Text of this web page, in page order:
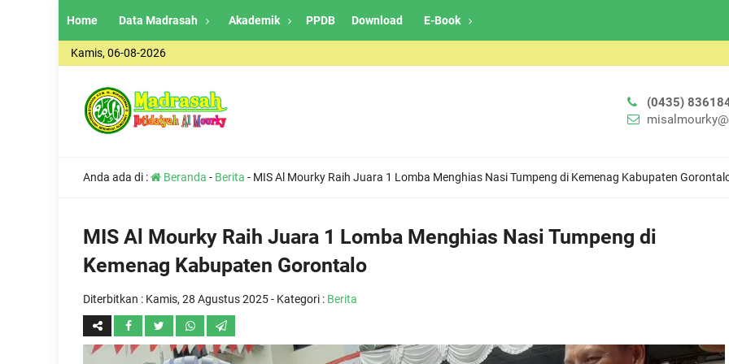
Home Data Madrasah Akademik PPDB Download E-Book
Kamis, 06-08-2026
(0435)
Anda ada di : Beranda - Berita - MIS Al Mourky Raih Juara 1 Lomba Menghias Nasi Tumpeng di Kemenag Kabupaten
MIS Al Mourky Raih Juara 1 Lomba Menghias Nasi Tumpeng di
Kemenag Kabupaten Gorontalo
Diterbitkan : Kamis, 28 Agustus 2025- Kategori : Berita